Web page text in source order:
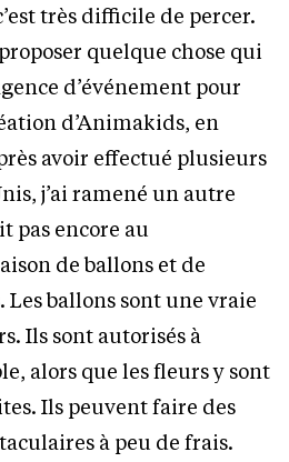
très difficile de percer.
quelque chose qui
d’événement pour
d’Animakids, en
avoir effectué plusieurs
j’ai ramené un autre
pas encore au
de ballons et de
Les ballons sont une vraie
Ils sont autorisés à
alors que les fleurs y sont
Ils peuvent faire des
à peu de frais.